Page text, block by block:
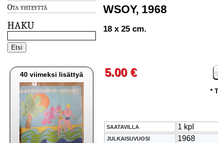
Ota yhteyttä
HAKU
40 viimeksi lisättyä
WSOY, 1968
18 x 25 cm.
5.00 €
*
SAATAVILLA 1 kpl
JULKAISUVUOSI 1968